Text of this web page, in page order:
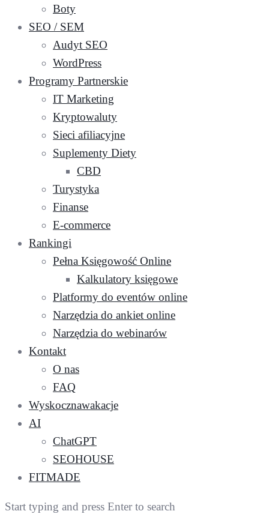
Boty
SEO / SEM
Audyt SEO
WordPress
Programy Partnerskie
IT Marketing
Kryptowaluty
Sieci afiliacyjne
Suplementy Diety
CBD
Turystyka
Finanse
E-commerce
Rankingi
Pełna Księgowość Online
Kalkulatory księgowe
Platformy do eventów online
Narzędzia do ankiet online
Narzędzia do webinarów
Kontakt
O nas
FAQ
Wyskocznawakacje
AI
ChatGPT
SEOHOUSE
FITMADE
Start typing and press Enter to search